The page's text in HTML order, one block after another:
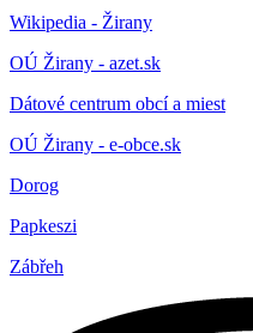
Wikipedia - Žirany
OÚ Žirany - azet.sk
Dátové centrum obcí a miest
OÚ Žirany - e-obce.sk
Dorog
Papkeszi
Zábřeh